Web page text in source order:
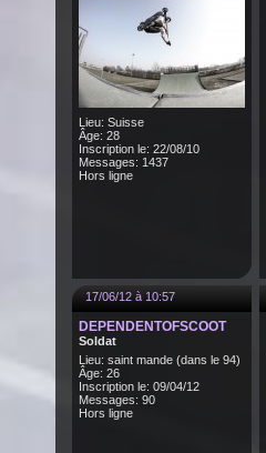
Lieu: Suisse
Âge: 28
Inscription le: 22/08/10
Messages: 1437
Hors ligne
17/06/12 à 10:57
DEPENDENTOFSCOOT
Soldat
Lieu: saint mande (dans le 94)
Âge: 26
Inscription le: 09/04/12
Messages: 90
Hors ligne